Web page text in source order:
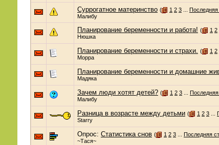
Суррогатное материнство ( 1 2 3... Последняя
Малибу
Планирование беременности и работа! ( 1 2
Нюшка
Планирование беременности и страхи. ( 1 2
Морра
Планирование беременности и домашние
Мадяка
Зачем люди хотят детей? ( 1 2 3...
Малибу
Разница в возрасте между детьми ( 1 2 3...
Starry
Опрос: Статистика снов ( 1 2 3... Последняя
~Тася~